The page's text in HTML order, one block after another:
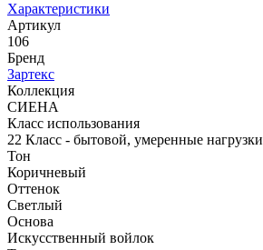
Характеристики
Артикул
106
Бренд
Зартекс
Коллекция
СИЕНА
Класс использования
22 Класс - бытовой, умеренные нагрузки
Тон
Коричневый
Оттенок
Светлый
Основа
Искусственный войлок